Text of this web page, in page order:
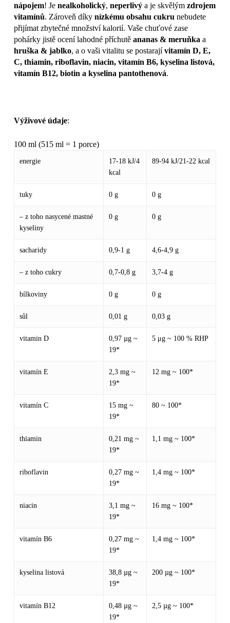
nápojem! Je nealkoholický, neperlivýa je skvělým zdrojem
vitamínů. Zároveň díky nízkému obsahu cukru nebudete
přijímat zbytečné množství kalorií. Vaše chuťové zase
pohárky jistě ocení lahodné příchutě ananas & meruňka a
hruška & jablko, a o vaši vitalitu se postarajívitamín D, E,
C, thiamin, riboflavin, niacin, vitamín B6, kyselina listová,
vitamín B12, biotin a kyselina pantothenová.
Výživové údaje:
100 ml (515 ml = 1 porce)
energie
17-18 kJ/4
kcal
89-94 kJ/21-22 kcal
tuky 0 g 0 g
– z toho nasycené mastné
kyseliny
0 g 0 g
sacharidy 0,9-1 g 4,6-4,9 g
– z toho cukry 0,7-0,8 g 3,7-4 g
bílkoviny 0 g 0 g
sůl 0,01 g 0,03 g
vitamin D
0,97 µg ~
19*
5 μg ~ 100 % RHP
vitamín E
2,3 mg ~
19*
12 mg ~ 100*
vitamín C
15 mg ~
19*
80 ~ 100*
thiamin
0,21 mg ~
19*
1,1 mg ~ 100*
riboflavin
0,27 mg ~
19*
1,4 mg ~ 100*
niacin
3,1 mg ~
19*
16 mg ~ 100*
vitamín B6
0,27 mg ~
19*
1,4 mg ~ 100*
kyselina listová
38,8 µg ~
19*
200 µg ~ 100*
vitamín B12
0,48 µg ~
19*
2,5 µg ~ 100*